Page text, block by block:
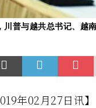
川普与越共总书记、越
年02月27日讯